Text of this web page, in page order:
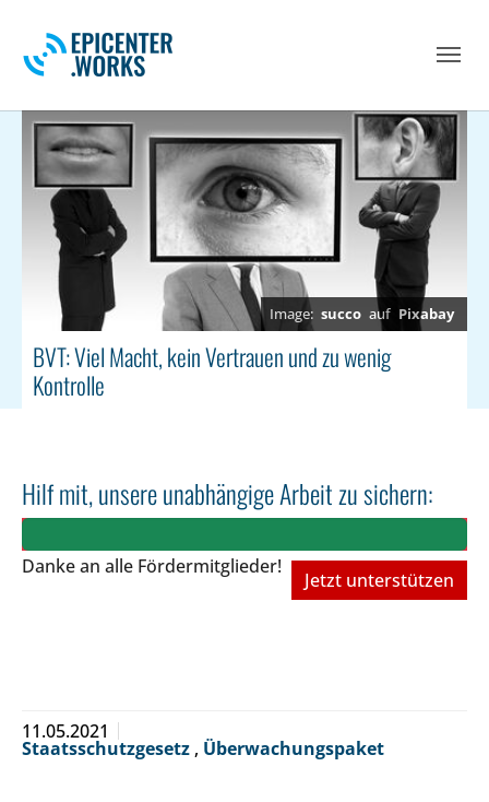
succo auf Pixabay
BVT: Viel Macht, kein Vertrauen und zu wenig
Kontrolle
Hilf mit, unsere unabhängige Arbeit zu sichern:
Danke an alle Fördermitglieder!
Jetzt unterstützen
11.05.2021
Staatsschutzgesetz , Überwachungspaket